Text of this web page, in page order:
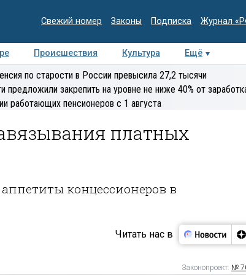
Свежий номер Законы Подписка Журнал
Происшествия Культура Ещё
Медиацентр Интервью Колумнисты
по старости в России превысила 27,2 тысячи
предложили закрепить на уровне не ниже 40% от
работающих пенсионеров с 1 августа
платных
концессионеров в
Читать нас в
Законопроект: №